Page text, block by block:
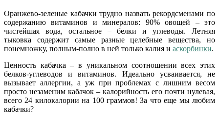
Оранжево-зеленые кабачки трудно назвать рекордсменами по
содержанию витаминов и минералов: 90% овощей – это
чистейшая вода, остальное – белки и углеводы. Летняя
тыковка содержит самые разные целебные вещества, но
понемножку, полным-полно в ней только калия и аскорбинки.
Ценность кабачка – в уникальном соотношении всех этих
белков-углеводов и витаминов. Идеально усваивается, не
вызывает аллергии, а уж при проблемах с лишним весом
просто незаменим кабачок – калорийность его почти нулевая,
всего 24 килокалории на 100 граммов! За что еще мы любим
кабачки?